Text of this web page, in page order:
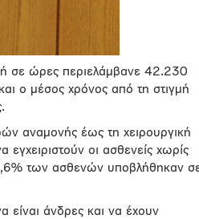
σε ώρες περιελάμβανε 42.230
ο μέσος χρόνος από τη στιγμή
αναμονής έως τη χειρουργική
οι ασθενείς χωρίς
των ασθενών υποβλήθηκαν
είναι άνδρες και να έχουν